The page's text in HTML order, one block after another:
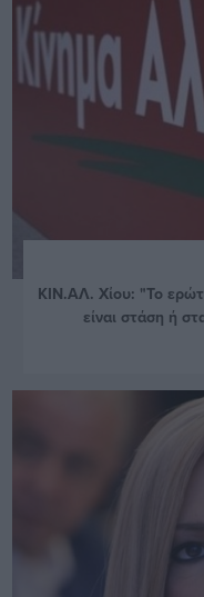
ΚΙΝ.ΑΛ. Χίου: "Το
είναι στάση ή